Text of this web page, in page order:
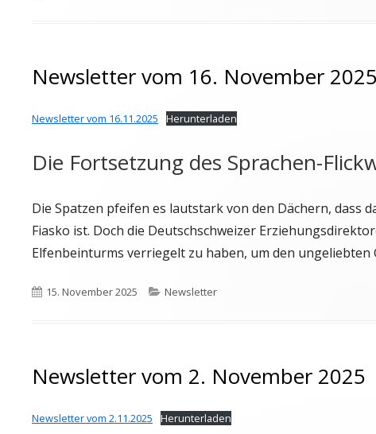
Newsletter vom 16. November 2025
Newsletter vom 16.11.2025 Herunterladen
Die Fortsetzung des Sprachen-
Die Spatzen pfeifen es lautstark von den Dächern, dass
Fiasko ist. Doch die Deutschschweizer
Elfenbeinturms verriegelt zu haben, um den ungeliebten
Veröffentlicht
15. November 2025 Kategorien
Newsletter
Newsletter vom 2. November 2025
Newsletter vom 2.11.2025 Herunterladen